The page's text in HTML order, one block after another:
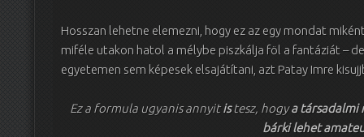
Hosszan lehetne elemezni, hogy ez az egy mondat
miféle utakon hatol a mélybe piszkálja föl a fantáziát –
egyetemen sem képesek elsajátítani, azt Patay Imre
Ez a formula ugyanis annyitistesz, hogya társadalmi
bárki lehet